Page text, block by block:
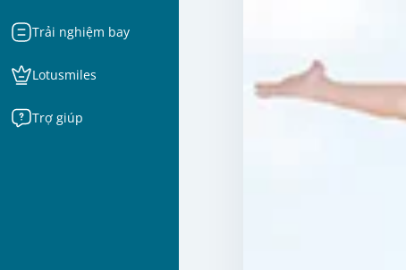
Trải nghiệm bay
Lotusmiles
Trợ giúp